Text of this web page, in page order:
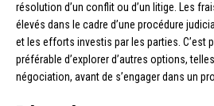
résolution d’un conflit ou d’un litige. Les
élevés dans le cadre d’une procédure
et les efforts investis par les parties. C’est
préférable d’explorer d’autres options,
négociation, avant de s’engager dans un